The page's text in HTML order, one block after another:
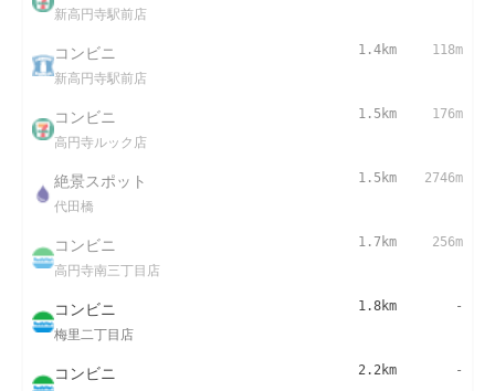
新高円寺駅前店
コンビニ
新高円寺駅前店
1.4km 118m
コンビニ
高円寺ルック店
1.5km 176m
絶景スポット
代田橋
1.5km 2746m
コンビニ
高円寺南三丁目店
1.7km 256m
コンビニ
梅里二丁目店
1.8km -
コンビニ 2.2km -